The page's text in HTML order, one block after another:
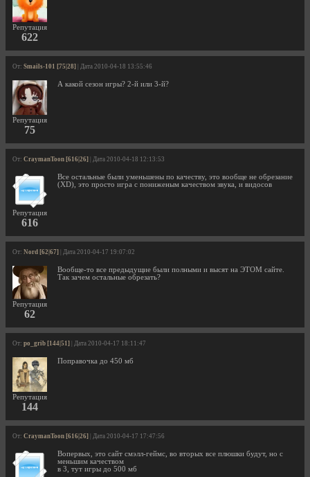
Репутация
622
От: Smails-101 [75|28] | Дата 2010-04-18 13:55:46
Репутация
75
А какой сезон игры? 2-й или 3-й?
От: CraymanToon [616|26] | Дата 2010-04-18 12:13:53
Репутация
616
Все остальные были уменьшены по качеству, это вообще не обрезание
(XD), это просто игра с пониженым качеством звука, и видосов
От: Nord [62|67] | Дата 2010-04-17 19:07:02
Репутация
62
Вообще-то все предыдущие были полными и высят на ЭТОМ сайте.
Так зачем остальные обрезать?
От: po_grib [144|51] | Дата 2010-04-17 18:11:47
Репутация
144
Поправочка до 450 мб
От: CraymanToon [616|26] | Дата 2010-04-17 17:47:56
Вопервых, это сайт смэлл-геймс, во вторых все плюшки будут, но с
меньшим качеством
в 3, тут игры до 500 мб